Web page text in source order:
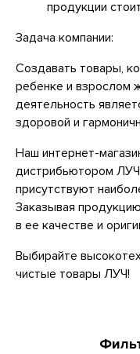
продукции
Задача компании:
Создавать товары,
ребенке и взрослом
деятельность
здоровой и
Наш интернет-
дистрибьютором ЛУЧ
присутствуют
Заказывая
в ее качестве и
Выбирайте
чистые товары ЛУЧ!